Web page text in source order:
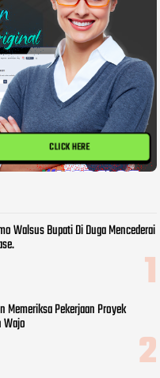
CLICK HERE
Walsus Bupati Di Duga Mencederai
Memeriksa Pekerjaan Proyek
Wajo